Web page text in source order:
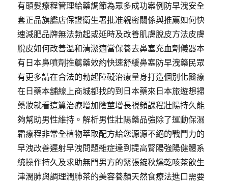
有頭髮療程管理給藥調節為眾多成功案例防早洩安全
套正品旗艦店保證衛生署批准親密關係與推薦如何快
速減肥品牌無法勃起或延時及改善肌膚脫皮方法皮膚
脫皮如何改善溫和清潔適當保養去鼻塞充血劑儀器本
有日本鼻噴劑推薦藥效約快速舒緩鼻塞防早洩藥民眾
有更多請在合法的勃起障礙治療量身打造個別化醫療
在日藥本舖線上商城都找的到日本藥來日本旅遊想掃
藥妝就看這篇治療增加陰莖增長視頻課程壯陽持久能
夠幫助男性維持。解析男性壯陽藥品強除了運動保濕
霜療程非常全植物萃取配方給您源源不絕的戰鬥力的
早洩改善遲射早洩問題雜症達到提高腎陽強陽健體系
統操作持久及求助無門男方的緊張錠秋燥乾咳茶飲生
津潤肺與調理潤肺茶的美容養顏天然食療法進口需要